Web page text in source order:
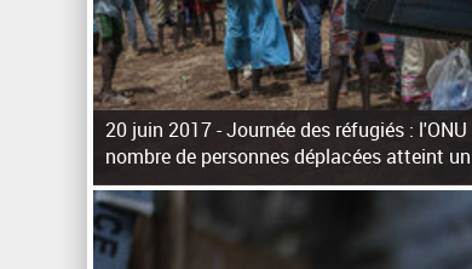
20 juin 2017 -Journée des réfugiés :
nombre de personnes déplacées atteint
P
a